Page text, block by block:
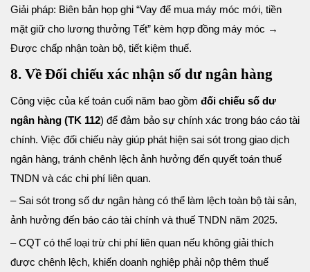
Giải pháp: Biên bản họp ghi “Vay để mua máy móc mới, tiền
mặt giữ cho lương thưởng Tết” kèm hợp đồng máy móc →
Được chấp nhận toàn bộ, tiết kiệm thuế.
8. Về Đối chiếu xác nhận số dư ngân hàng
Công việc của kế toán cuối năm bao gồm đối chiếu số dư
ngân hàng (TK 112) để đảm bảo sự chính xác trong báo cáo tài
chính. Việc đối chiếu này giúp phát hiện sai sót trong giao dịch
ngân hàng, tránh chênh lệch ảnh hưởng đến quyết toán thuế
TNDN và các chi phí liên quan.
– Sai sót trong số dư ngân hàng có thể làm lệch toàn bộ tài sản,
ảnh hưởng đến báo cáo tài chính và thuế TNDN năm 2025.
– CQT có thể loại trừ chi phí liên quan nếu không giải thích
được chênh lệch, khiến doanh nghiệp phải nộp thêm thuế